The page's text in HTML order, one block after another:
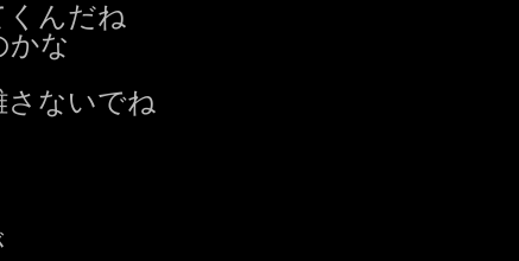
んだね
かな
ないでね